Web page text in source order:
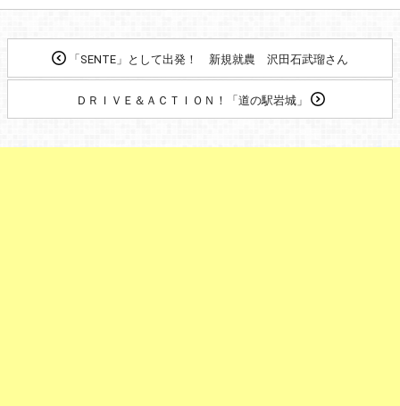
「SENTE」として出発！ 新規就農 沢田石武瑠さん
ＤＲＩＶＥ＆ＡＣＴＩＯＮ！「道の駅岩城」